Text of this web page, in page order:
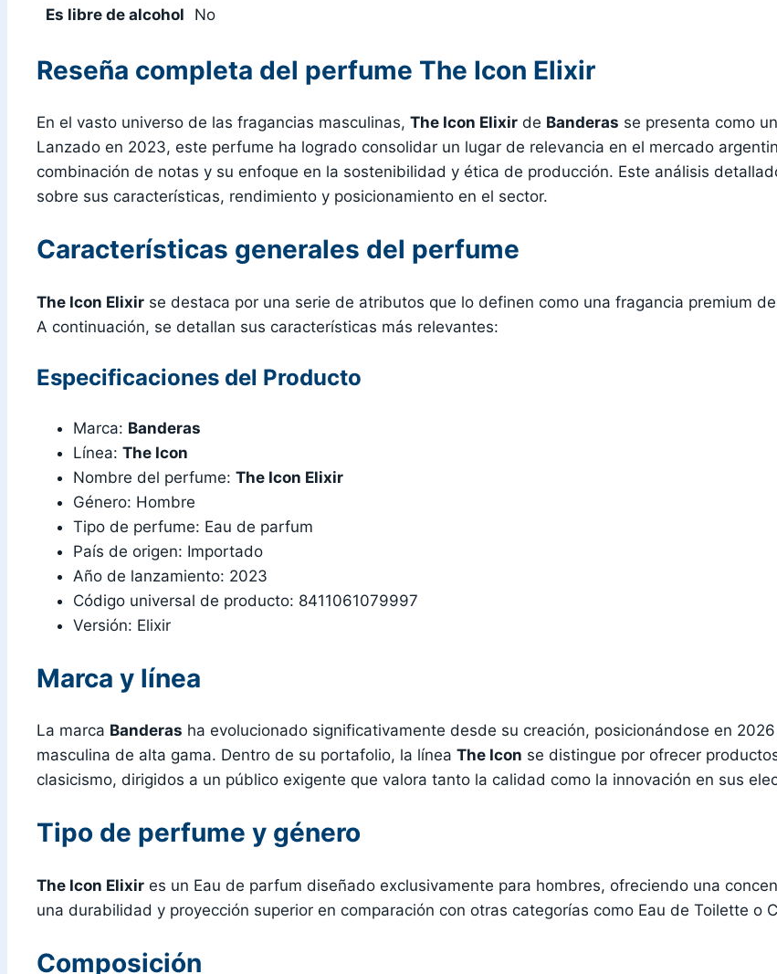
Es libre de alcohol
No
Reseña completa del perfume The Icon Elixir
En el vasto universo de las fragancias masculinas, The Icon Elixir de Banderas se presenta como
Lanzado en 2023, este perfume ha logrado consolidar un lugar de relevancia en el mercado
combinación de notas y su enfoque en la sostenibilidad y ética de producción. Este análisis
sobre sus características, rendimiento y posicionamiento en el sector.
Características generales del perfume
The Icon Elixir se destaca por una serie de atributos que lo definen como una fragancia premium
A continuación, se detallan sus características más relevantes:
Especificaciones del Producto
Marca: Banderas
Línea: The Icon
Nombre del perfume: The Icon Elixir
Género: Hombre
Tipo de perfume: Eau de parfum
País de origen: Importado
Año de lanzamiento: 2023
Código universal de producto: 8411061079997
Versión: Elixir
Marca y línea
La marca Banderas ha evolucionado significativamente desde su creación, posicionándose en
masculina de alta gama. Dentro de su portafolio, la línea The Icon se distingue por ofrecer
clasicismo, dirigidos a un público exigente que valora tanto la calidad como la innovación en sus
Tipo de perfume y género
The Icon Elixir es un Eau de parfum diseñado exclusivamente para hombres, ofreciendo una
una durabilidad y proyección superior en comparación con otras categorías como Eau de Toilette o
Composición